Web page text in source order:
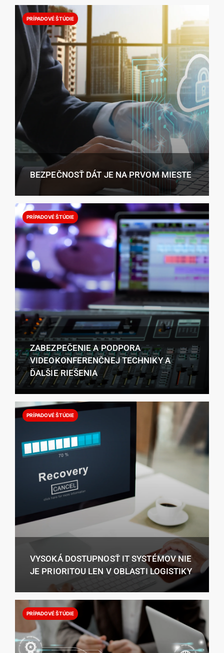
BEZPEČNOSŤ DÁT JE NA PRVOM MIESTE
PRÍPADOVÉ ŠTÚDIE
ZABEZPEČENIE A PODPORA
VIDEOKONFERENČNEJ TECHNIKY A
ĎALŠIE RIEŠENIA
PRÍPADOVÉ ŠTÚDIE
VYSOKÁ DOSTUPNOSŤ IT SYSTÉMOV NIE
JE PRIORITOU LEN V OBLASTI LOGISTIKY
PRÍPADOVÉ ŠTÚDIE
PRÍPADOVÉ ŠTÚDIE